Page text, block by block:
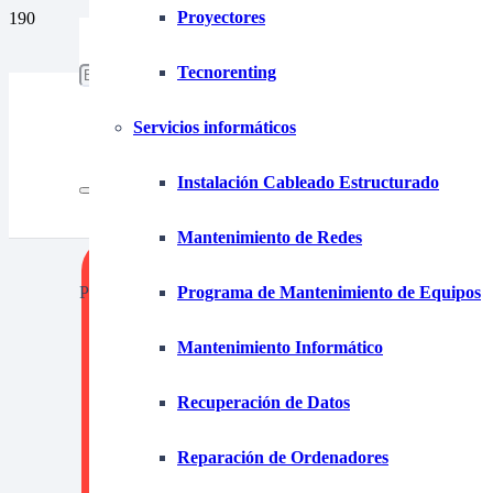
653 15 87 39
925 280 355
Product has been added to your cart.
Proyectores
Tecnorenting
Servicios informáticos
Instalación Cableado Estructurado
Mantenimiento de Redes
Programa de Mantenimiento de Equipos
Mantenimiento Informático
Recuperación de Datos
Reparación de Ordenadores